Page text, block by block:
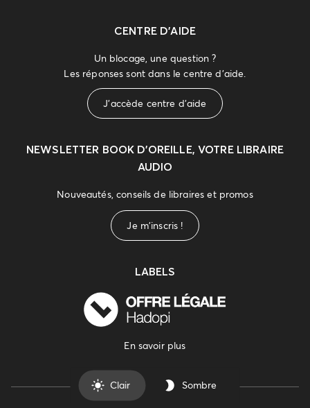
CENTRE D'AIDE
Un blocage, une question ?
Les réponses sont dans le centre d'aide.
J'accède centre d'aide
NEWSLETTER BOOK D’OREILLE, VOTRE LIBRAIRE
AUDIO
Nouveautés, conseils de libraires et promos
Je m'inscris !
LABELS
En savoir plus
Clair Sombre